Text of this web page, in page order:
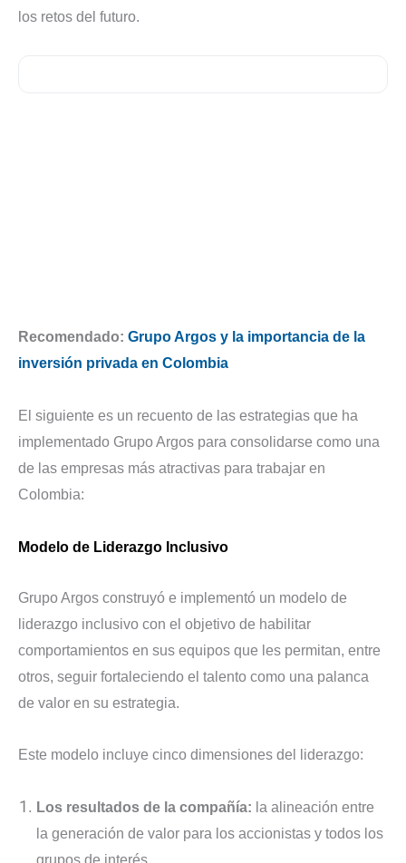
los retos del futuro.
Recomendado: Grupo Argos y la importancia de la
inversión privada en Colombia
El siguiente es un recuento de las estrategias que ha
implementado Grupo Argos para consolidarse como una
de las empresas más atractivas para trabajar en
Colombia:
Modelo de Liderazgo Inclusivo
Grupo Argos construyó e implementó un modelo de
liderazgo inclusivo con el objetivo de habilitar
comportamientos en sus equipos que les permitan, entre
otros, seguir fortaleciendo el talento como una palanca
de valor en su estrategia.
Este modelo incluye cinco dimensiones del liderazgo:
Los resultados de la compañía: la alineación entre
la generación de valor para los accionistas y todos los